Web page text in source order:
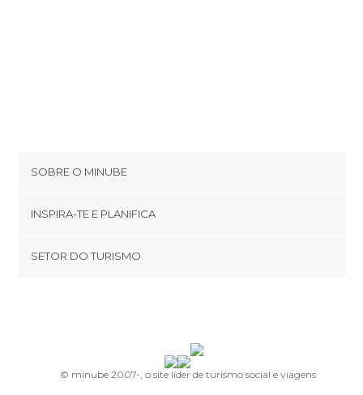
SOBRE O MINUBE
Términos e Condições
INSPIRA-TE E PLANIFICA
SETOR DO TURISMO
© minube 2007-, o site líder de turismo social e viagens